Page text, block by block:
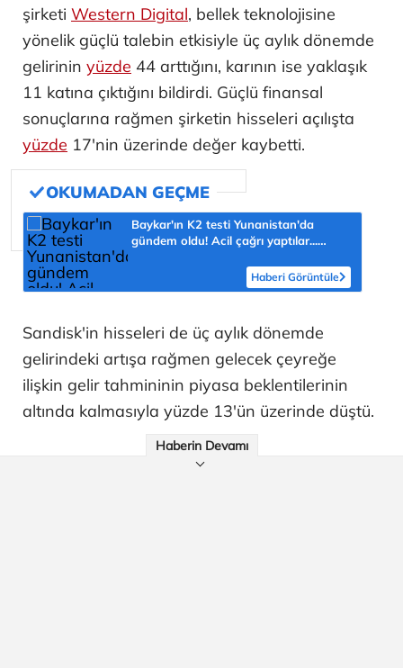
şirketi Western Digital, bellek teknolojisine
yönelik güçlü talebin etkisiyle üç aylık dönemde
gelirinin yüzde 44 arttığını, karının ise yaklaşık
11 katına çıktığını bildirdi. Güçlü finansal
sonuçlarına rağmen şirketin hisseleri açılışta
yüzde 17'nin üzerinde değer kaybetti.
Baykar'ın K2 testi Yunanistan'da
gündem oldu! Acil çağrı yaptılar...
Haberi Görüntüle
Sandisk'in hisseleri de üç aylık dönemde
gelirindeki artışa rağmen gelecek çeyreğe
ilişkin gelir tahmininin piyasa beklentilerinin
altında kalmasıyla yüzde 13'ün üzerinde düştü.
Haberin Devamı